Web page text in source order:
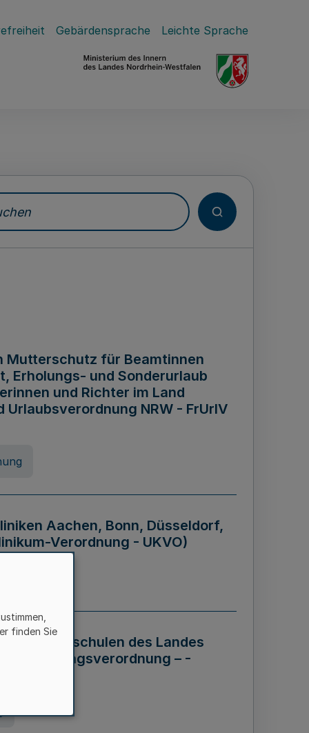
Gebärdensprache Leichte Sprache
Mutterschutz für Beamtinnen
Erholungs- und Sonderurlaub
und Richter im Land
NRW - FrUrlV
Aachen, Bonn, Düsseldorf,
Verordnung - UKVO)
der Hochschulen des Landes
– -
finden Sie